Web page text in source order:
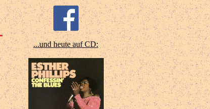
...und heute auf CD: